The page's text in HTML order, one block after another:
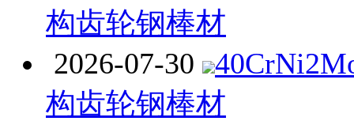
构齿轮钢棒材
2026-07-30
构齿轮钢棒材